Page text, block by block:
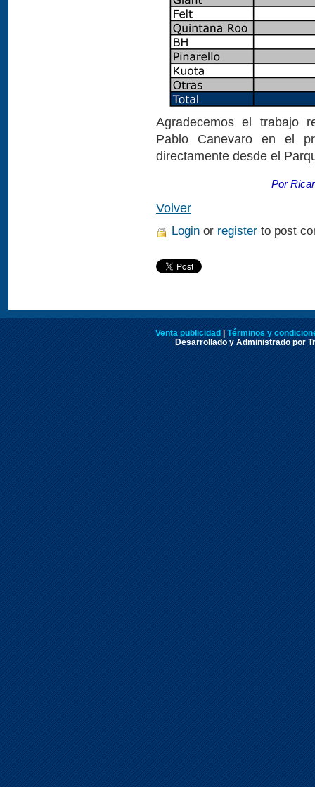
Agradecemos el trabajo
Pablo Canevaro en el
directamente desde el
Por
Volver
Login or register to post
Venta publicidad | Términos y
Desarrollado y Administrado por